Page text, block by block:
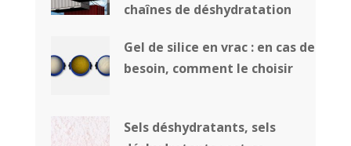
chaînes de déshydratation
Gel de silice en vrac : en cas de
besoin, comment le choisir
Sels déshydratants, sels